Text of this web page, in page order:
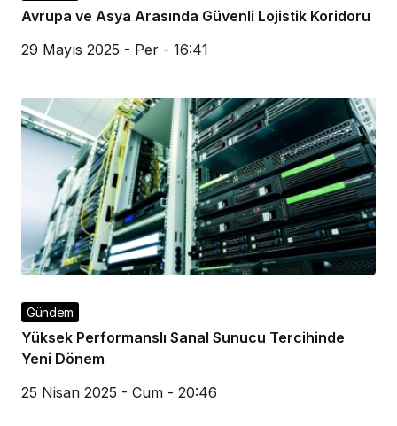
Avrupa ve Asya Arasında Güvenli Lojistik Koridoru
29 Mayıs 2025 - Per - 16:41
Gündem
Yüksek Performanslı Sanal Sunucu Tercihinde
Yeni Dönem
25 Nisan 2025 - Cum - 20:46